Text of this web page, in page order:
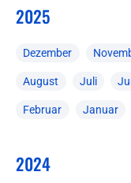
2025
Dezember
August Juli
Februar Januar
2024